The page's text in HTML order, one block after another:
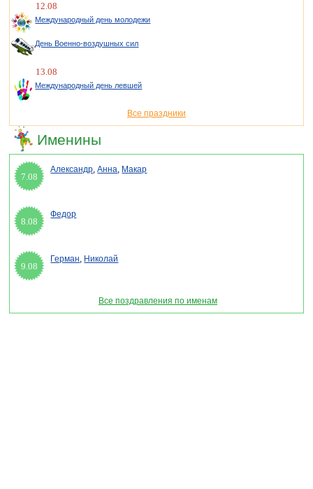
12.08
Международный день молодежи
День Военно-воздушных сил
13.08
Международный день левшей
Все праздники
Именины
7.08
Александр,Анна, Макар
8.08
Федор
9.08
Герман, Николай
Все поздравления по именам